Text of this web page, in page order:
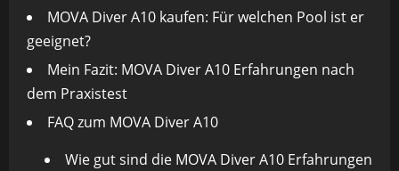
MOVA Diver A10 kaufen: Für welchen Pool ist er
geeignet?
Mein Fazit: MOVA Diver A10 Erfahrungen nach
dem Praxistest
FAQ zum MOVA Diver A10
Wie gut sind die MOVA Diver A10 Erfahrungen